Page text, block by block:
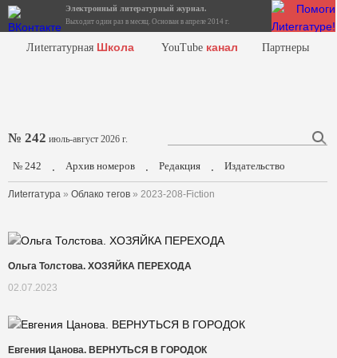
Электронный литературный журнал.
Выходит один раз в месяц. Основан в апреле 2014 г.
Лиterraтурная Школа YouTube канал Партнеры
№ 242 июль-август 2026 г.
№ 242 . Архив номеров . Редакция . Издательство
Лиterraтура » Облако тегов » 2023-208-Fiction
Ольга Толстова. ХОЗЯЙКА ПЕРЕХОДА
02.07.2023
Евгения Цанова. ВЕРНУТЬСЯ В ГОРОДОК